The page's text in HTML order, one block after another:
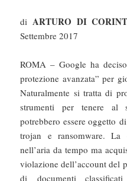
diARTURO DI
Settembre 2017
ROMA – Google ha
protezione avanzata” per
Naturalmente si tratta di
strumenti per tenere al
potrebbero essere oggetto
trojan e ransomware. La
nell’aria da tempo ma
violazione dell’account del
di documenti